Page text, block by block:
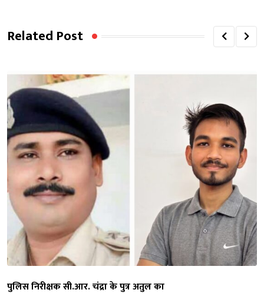
Related Post
पुलिस निरीक्षक सी.आर. चंद्रा के पुत्र अतुल का